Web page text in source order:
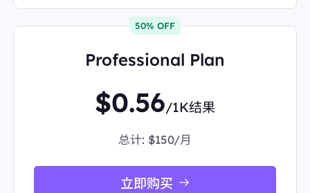
50% OFF
Professional Plan
$0.56/1K结果
总计: $150/月
立即购买